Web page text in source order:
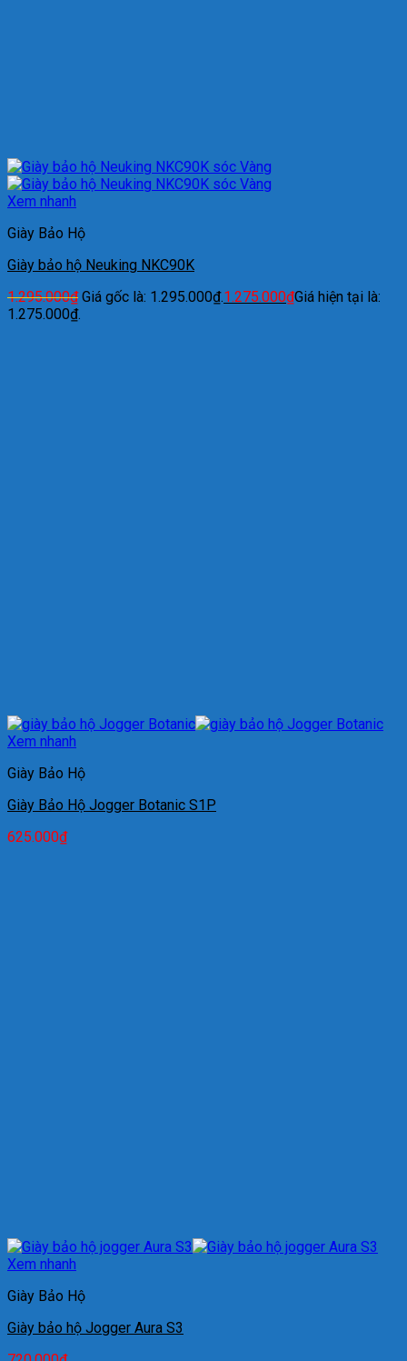
Xem nhanh
Giày Bảo Hộ
Giày bảo hộ Neuking NKC90K
1.295.000₫ Giá gốc là: 1.295.000₫.1.275.000₫Giá hiện tại là:
1.275.000₫.
Xem nhanh
Giày Bảo Hộ
Giày Bảo Hộ Jogger Botanic S1P
625.000₫
Xem nhanh
Giày Bảo Hộ
Giày bảo hộ Jogger Aura S3